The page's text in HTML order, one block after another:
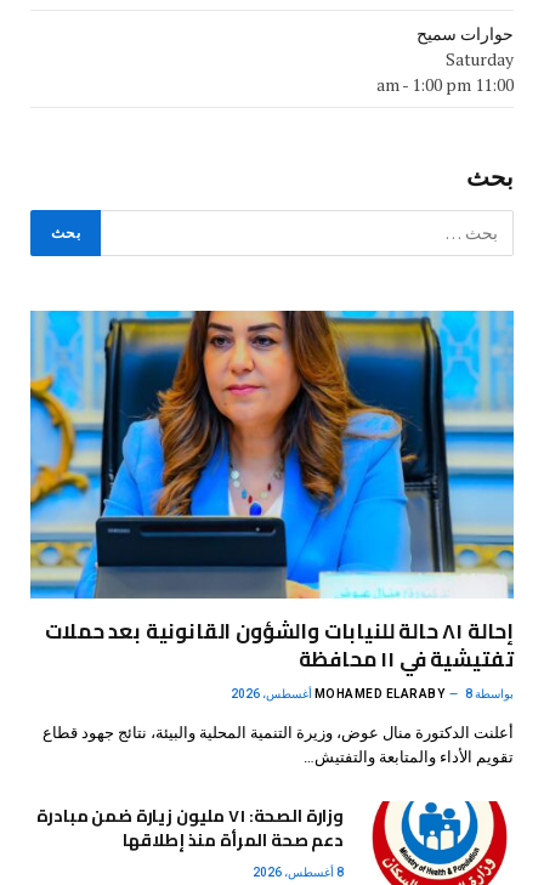
حوارات سميح
Saturday
11:00 am
- 1:00 pm
بحث
إحالة ٨١ حالة للنيابات والشؤون القانونية بعد حملات
تفتيشية في ١١ محافظة
بواسطة MOHAMED ELARABY 8 أغسطس، 2026
أعلنت الدكتورة منال عوض، وزيرة التنمية المحلية والبيئة، نتائج جهود قطاع
تقويم الأداء والمتابعة والتفتيش…
وزارة الصحة: ٧١ مليون زيارة ضمن مبادرة
دعم صحة المرأة منذ إطلاقها
8 أغسطس، 2026